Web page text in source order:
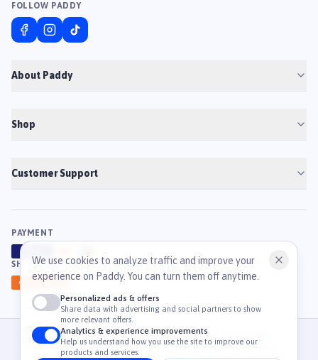
FOLLOW PADDY
About Paddy
Shop
Customer Support
PAYMENT
SHIPPING
Ahamove
© 2026 Công Ty Cổ Phần TM & DV Paddy. MST: 0316459054.
36 Mạc Đĩnh Chi, Phường Tân Định, TP. Hồ Chí Minh, Việt Nam
We use cookies to analyze traffic and improve your
experience on Paddy. You can turn them off anytime.
Personalized ads & offers
Share data with advertising and social partners to show
more relevant offers.
Analytics & experience improvements
Help us understand how you use the site to improve our
products and services.